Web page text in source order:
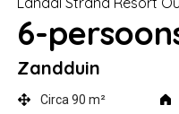
6-
Zandduin
Circa 90 m²